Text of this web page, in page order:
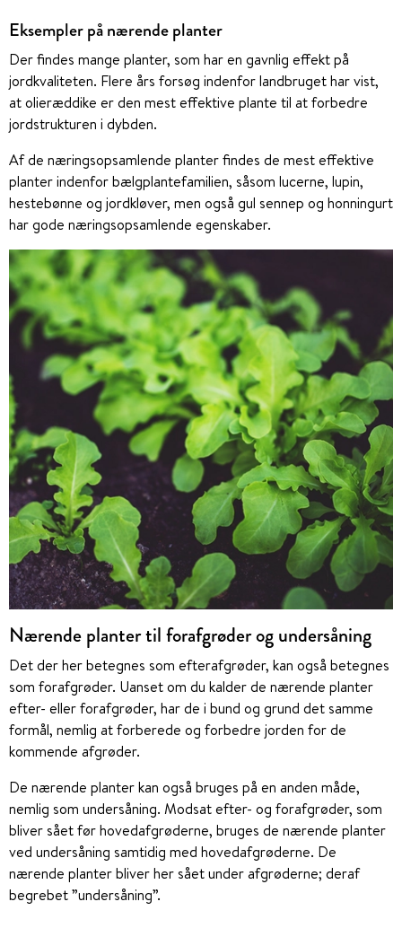
Eksempler på nærende planter
Der findes mange planter, som har en gavnlig effekt på
jordkvaliteten. Flere års forsøg indenfor landbruget har vist,
at olieræddike er den mest effektive plante til at forbedre
jordstrukturen i dybden.
Af de næringsopsamlende planter findes de mest effektive
planter indenfor bælgplantefamilien, såsom lucerne, lupin,
hestebønne og jordkløver, men også gul sennep og honningurt
har gode næringsopsamlende egenskaber.
Nærende planter til forafgrøder og undersåning
Det der her betegnes som efterafgrøder, kan også betegnes
som forafgrøder. Uanset om du kalder de nærende planter
efter- eller forafgrøder, har de i bund og grund det samme
formål, nemlig at forberede og forbedre jorden for de
kommende afgrøder.
De nærende planter kan også bruges på en anden måde,
nemlig som undersåning. Modsat efter- og forafgrøder, som
bliver sået før hovedafgrøderne, bruges de nærende planter
ved undersåning samtidig med hovedafgrøderne. De
nærende planter bliver her sået under afgrøderne; deraf
begrebet ”undersåning”.